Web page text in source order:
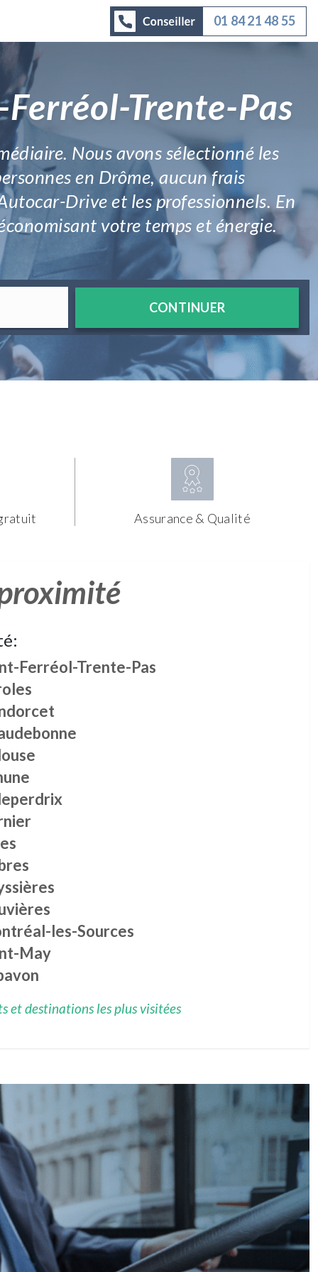
01 84 21 48 55
Trente-Pas
Nous avons sélectionné les
en Drôme, aucun frais
Drive et les professionnels. En
votre temps et énergie.
CONTINUER
Assurance & Qualité
Ferréol-Trente-Pas
les-Sources
May
et destinations les plus visitées